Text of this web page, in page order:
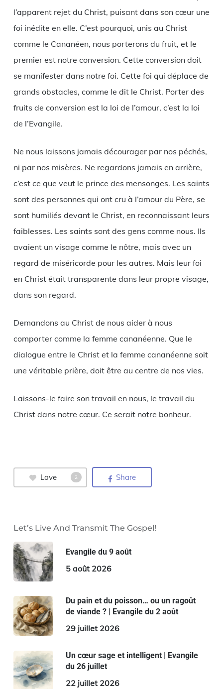
l’apparent rejet du Christ, puisant dans son cœur une
foi inédite en elle. C’est pourquoi, unis au Christ
comme le Cananéen, nous porterons du fruit, et le
premier est notre conversion. Cette conversion doit
se manifester dans notre foi. Cette foi qui déplace de
grands obstacles, comme le dit le Christ. Porter des
fruits de conversion est la loi de l’amour, c’est la loi
de l’Evangile.
Ne nous laissons jamais décourager par nos péchés,
ni par nos misères. Ne regardons jamais en arrière,
c’est ce que veut le prince des mensonges. Les saints
sont des personnes qui ont cru à l’amour du Père, se
sont humiliés devant le Christ, en reconnaissant leurs
faiblesses. Les saints sont des gens comme nous. Ils
avaient un visage comme le nôtre, mais avec un
regard de miséricorde pour les autres. Mais leur foi
en Christ était transparente dans leur propre visage,
dans son regard.
Demandons au Christ de nous aider à nous
comporter comme la femme cananéenne. Que le
dialogue entre le Christ et la femme cananéenne soit
une véritable prière, doit être au centre de nos vies.
Laissons-le faire son travail en nous, le travail du
Christ dans notre cœur. Ce serait notre bonheur.
Love 2 Share
Let’s Live And Transmit The Gospel!
Evangile du 9 août
5 août 2026
Du pain et du poisson… ou un ragoût
de viande ? | Evangile du 2 août
29 juillet 2026
Un cœur sage et intelligent | Evangile
du 26 juillet
22 juillet 2026